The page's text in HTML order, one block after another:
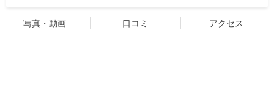
写真・動画 口コミ アクセス